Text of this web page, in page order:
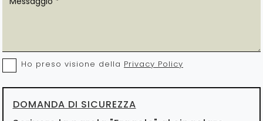
Ho preso visione della Privacy Policy
DOMANDA DI SICUREZZA